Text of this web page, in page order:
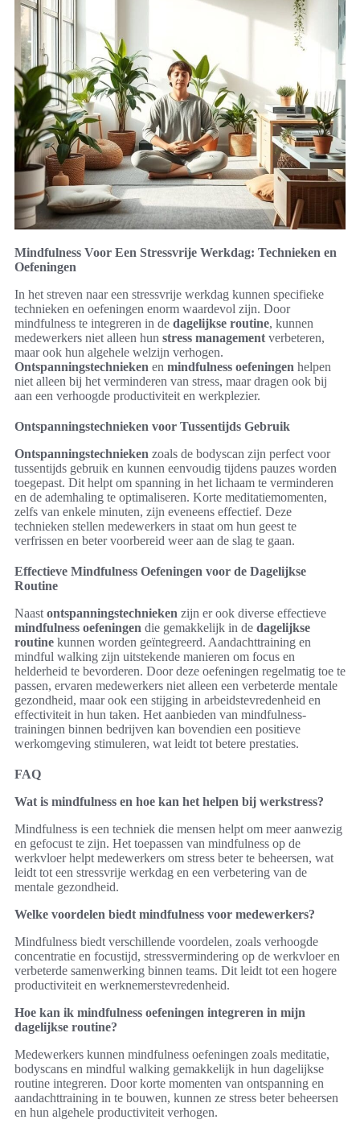
Mindfulness Voor Een Stressvrije Werkdag: Technieken en
Oefeningen
In het streven naar een stressvrije werkdag kunnen specifieke
technieken en oefeningen enorm waardevol zijn. Door
mindfulness te integreren in de dagelijkse routine, kunnen
medewerkers niet alleen hun stress management verbeteren,
maar ook hun algehele welzijn verhogen.
Ontspanningstechnieken en mindfulness oefeningen helpen
niet alleen bij het verminderen van stress, maar dragen ook bij
aan een verhoogde productiviteit en werkplezier.
Ontspanningstechnieken voor Tussentijds Gebruik
Ontspanningstechnieken zoals de bodyscan zijn perfect voor
tussentijds gebruik en kunnen eenvoudig tijdens pauzes worden
toegepast. Dit helpt om spanning in het lichaam te verminderen
en de ademhaling te optimaliseren. Korte meditatiemomenten,
zelfs van enkele minuten, zijn eveneens effectief. Deze
technieken stellen medewerkers in staat om hun geest te
verfrissen en beter voorbereid weer aan de slag te gaan.
Effectieve Mindfulness Oefeningen voor de Dagelijkse
Routine
Naast ontspanningstechnieken zijn er ook diverse effectieve
mindfulness oefeningen die gemakkelijk in de dagelijkse
routine kunnen worden geïntegreerd. Aandachttraining en
mindful walking zijn uitstekende manieren om focus en
helderheid te bevorderen. Door deze oefeningen regelmatig toe te
passen, ervaren medewerkers niet alleen een verbeterde mentale
gezondheid, maar ook een stijging in arbeidstevredenheid en
effectiviteit in hun taken. Het aanbieden van mindfulness-
trainingen binnen bedrijven kan bovendien een positieve
werkomgeving stimuleren, wat leidt tot betere prestaties.
FAQ
Wat is mindfulness en hoe kan het helpen bij werkstress?
Mindfulness is een techniek die mensen helpt om meer aanwezig
en gefocust te zijn. Het toepassen van mindfulness op de
werkvloer helpt medewerkers om stress beter te beheersen, wat
leidt tot een stressvrije werkdag en een verbetering van de
mentale gezondheid.
Welke voordelen biedt mindfulness voor medewerkers?
Mindfulness biedt verschillende voordelen, zoals verhoogde
concentratie en focustijd, stressvermindering op de werkvloer en
verbeterde samenwerking binnen teams. Dit leidt tot een hogere
productiviteit en werknemerstevredenheid.
Hoe kan ik mindfulness oefeningen integreren in mijn
dagelijkse routine?
Medewerkers kunnen mindfulness oefeningen zoals meditatie,
bodyscans en mindful walking gemakkelijk in hun dagelijkse
routine integreren. Door korte momenten van ontspanning en
aandachttraining in te bouwen, kunnen ze stress beter beheersen
en hun algehele productiviteit verhogen.